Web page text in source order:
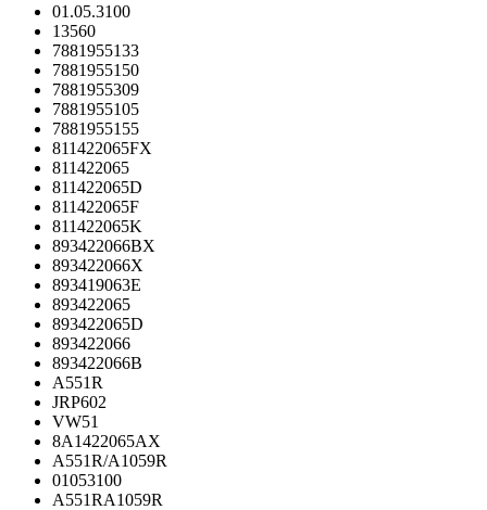
01.05.3100
13560
7881955133
7881955150
7881955309
7881955105
7881955155
811422065FX
811422065
811422065D
811422065F
811422065K
893422066BX
893422066X
893419063E
893422065
893422065D
893422066
893422066B
A551R
JRP602
VW51
8A1422065AX
A551R/A1059R
01053100
A551RA1059R